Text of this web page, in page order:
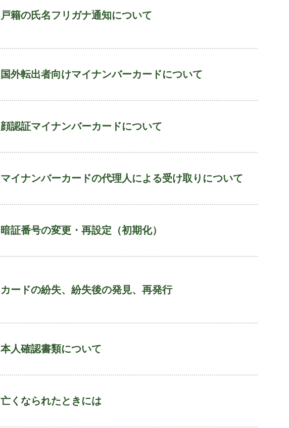
戸籍の氏名フリガナ通知について
国外転出者向けマイナンバーカードについて
顔認証マイナンバーカードについて
マイナンバーカードの代理人による受け取りについて
暗証番号の変更・再設定（初期化）
カードの紛失、紛失後の発見、再発行
本人確認書類について
亡くなられたときには